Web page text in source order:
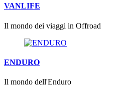
VANLIFE
Il mondo dei viaggi in Offroad
ENDURO
Il mondo dell'Enduro